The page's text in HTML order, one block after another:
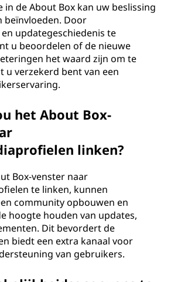
in de About Box kan uw beslissing
beïnvloeden. Door
updategeschiedenis te
u beoordelen of de nieuwe
het waard zijn om te
u verzekerd bent van een
het About Box-
linken?
Box-venster naar
te linken, kunnen
community opbouwen en
hoogte houden van updates,
Dit bevordert de
biedt een extra kanaal voor
van gebruikers.